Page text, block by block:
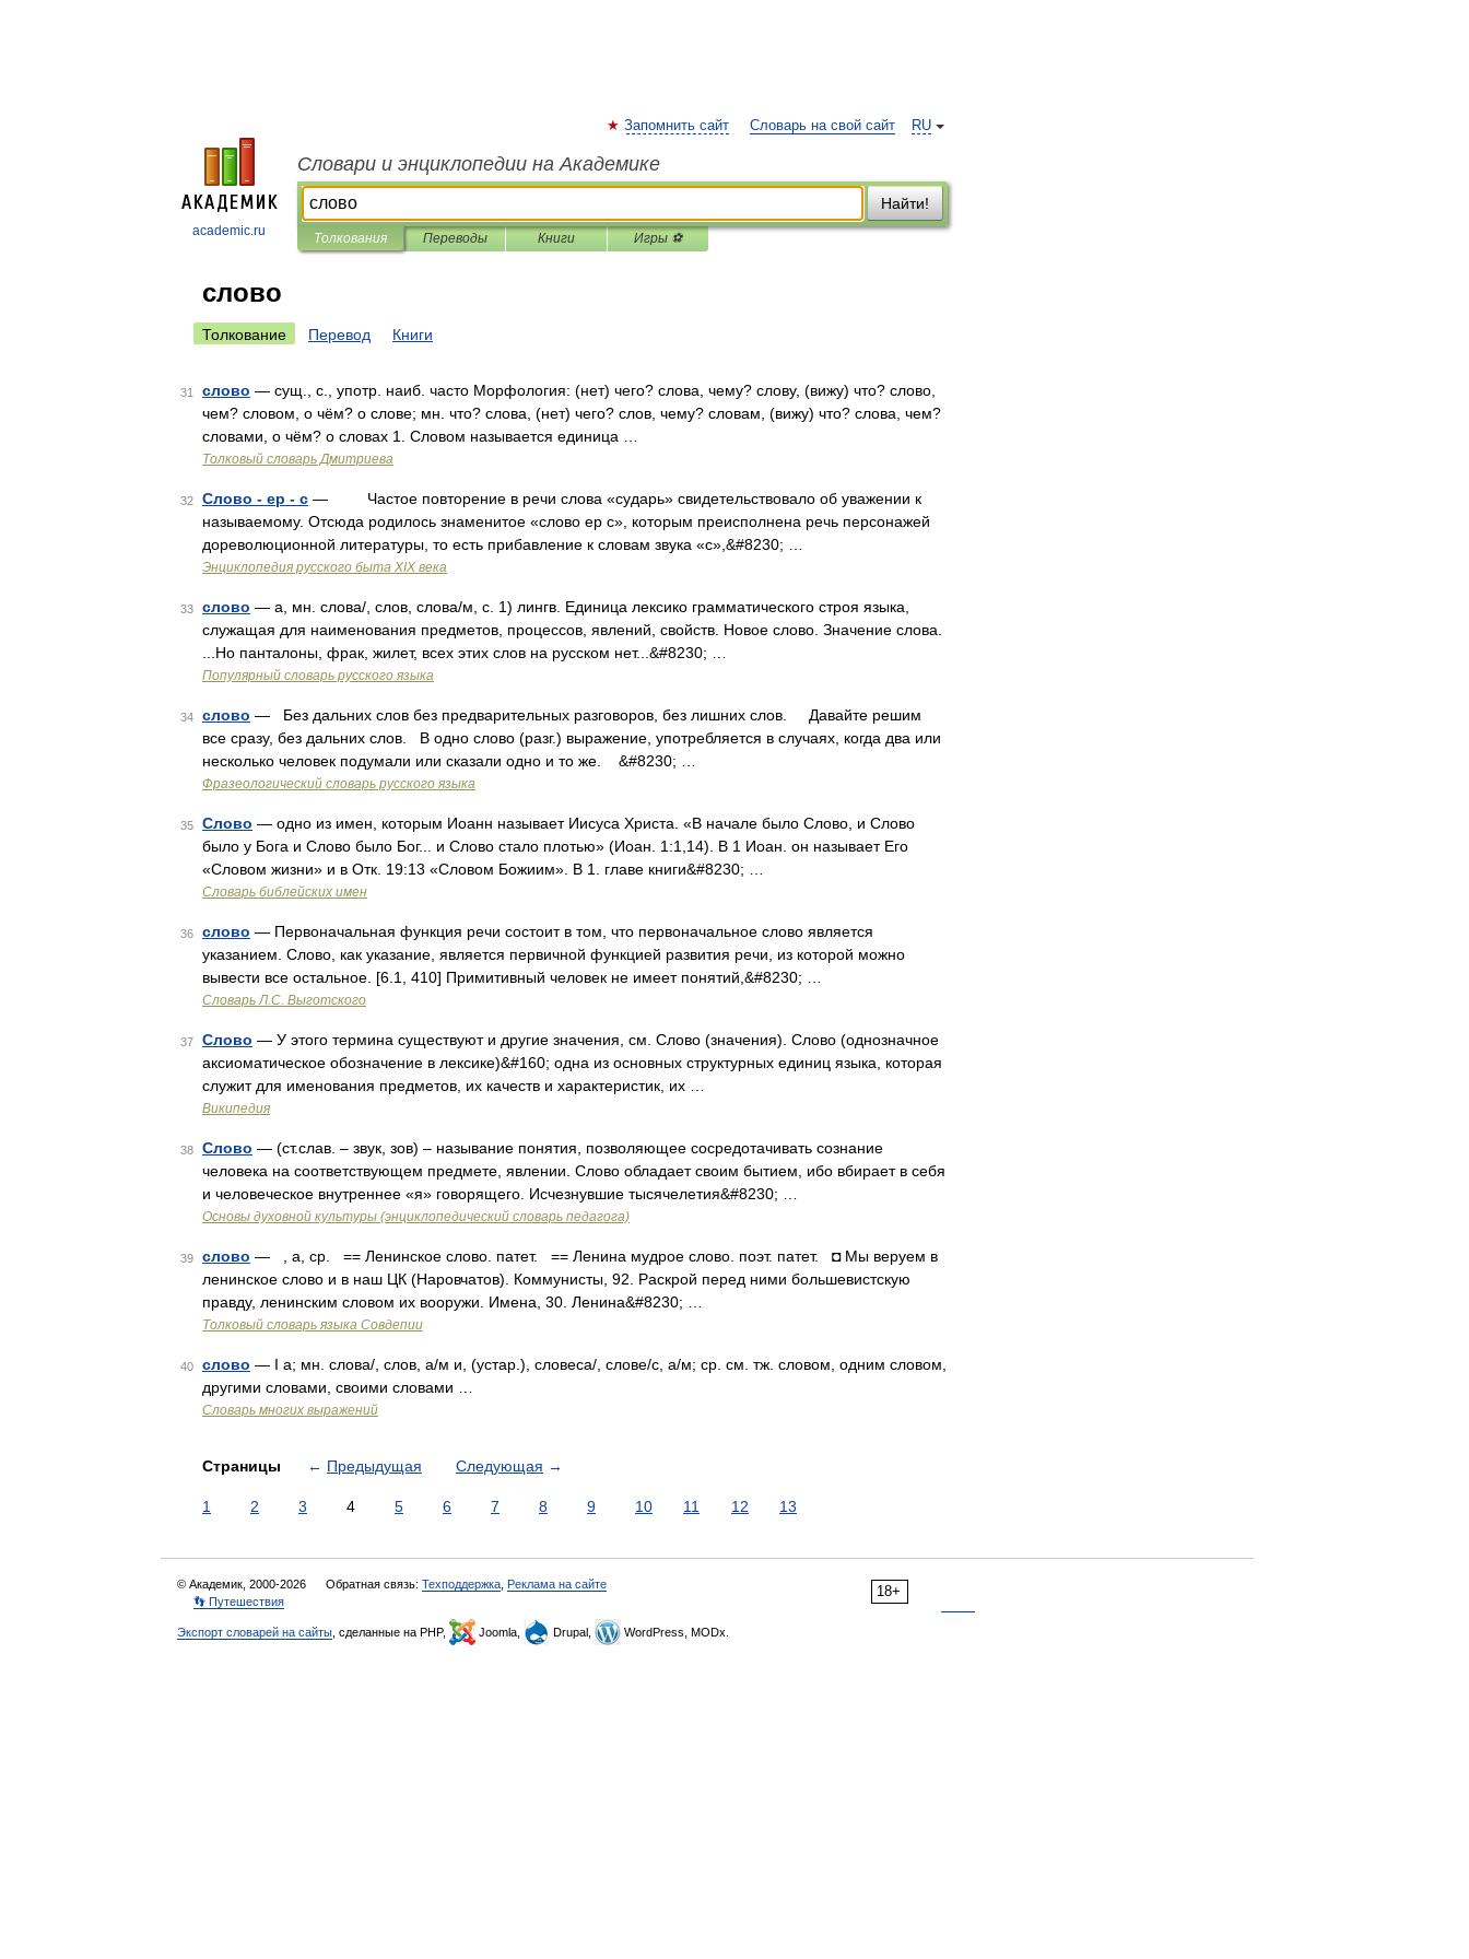
academic.ru
RU
Запомнить сайт Словарь на свой сайт
Словари и энциклопедии на Академике
Найти!
Толкования Переводы Книги Игры ⚽
слово
Толкование Перевод Книги
31 слово — сущ., с., употр. наиб. часто Морфология: (нет) чего? слова, чему? слову, (вижу) что? слово,
чем? словом, о чём? о слове; мн. что? слова, (нет) чего? слов, чему? словам, (вижу) что? слова, чем?
словами, о чём? о словах 1. Словом называется единица …
Толковый словарь Дмитриева
32 Слово - ер - с — Частое повторение в речи слова «сударь» свидетельствовало об уважении к
называемому. Отсюда родилось знаменитое «слово ер с», которым преисполнена речь персонажей
дореволюционной литературы, то есть прибавление к словам звука «с»,&#8230; …
Энциклопедия русского быта XIX века
33 слово — а, мн. слова/, слов, слова/м, с. 1) лингв. Единица лексико грамматического строя языка,
служащая для наименования предметов, процессов, явлений, свойств. Новое слово. Значение слова.
...Но панталоны, фрак, жилет, всех этих слов на русском нет...&#8230; …
Популярный словарь русского языка
34 слово — Без дальних слов без предварительных разговоров, без лишних слов. Давайте решим
все сразу, без дальних слов. В одно слово (разг.) выражение, употребляется в случаях, когда два или
несколько человек подумали или сказали одно и то же. &#8230; …
Фразеологический словарь русского языка
35 Слово — одно из имен, которым Иоанн называет Иисуса Христа. «В начале было Слово, и Слово
было у Бога и Слово было Бог... и Слово стало плотью» (Иоан. 1:1,14). В 1 Иоан. он называет Его
«Словом жизни» и в Отк. 19:13 «Словом Божиим». В 1. главе книги&#8230; …
Словарь библейских имен
36 слово — Первоначальная функция речи состоит в том, что первоначальное слово является
указанием. Слово, как указание, является первичной функцией развития речи, из которой можно
вывести все остальное. [6.1, 410] Примитивный человек не имеет понятий,&#8230; …
Словарь Л.С. Выготского
37 Слово — У этого термина существуют и другие значения, см. Слово (значения). Слово (однозначное
аксиоматическое обозначение в лексике)&#160; одна из основных структурных единиц языка, которая
служит для именования предметов, их качеств и характеристик, их …
Википедия
38 Слово — (ст.слав. – звук, зов) – называние понятия, позволяющее сосредотачивать сознание
человека на соответствующем предмете, явлении. Слово обладает своим бытием, ибо вбирает в себя
и человеческое внутреннее «я» говорящего. Исчезнувшие тысячелетия&#8230; …
Основы духовной культуры (энциклопедический словарь педагога)
39 слово — , а, ср. == Ленинское слово. патет. == Ленина мудрое слово. поэт. патет. ◘ Мы веруем в
ленинское слово и в наш ЦК (Наровчатов). Коммунисты, 92. Раскрой перед ними большевистскую
правду, ленинским словом их вооружи. Имена, 30. Ленина&#8230; …
Толковый словарь языка Совдепии
40 слово — I а; мн. слова/, слов, а/м и, (устар.), словеса/, слове/с, а/м; ср. см. тж. словом, одним словом,
другими словами, своими словами …
Словарь многих выражений
Страницы ← Предыдущая Следующая →
1 2 3 4 5 6 7 8 9 10 11 12 13
18+
© Академик, 2000-2026 Обратная связь: Техподдержка Реклама на сайте
👣 Путешествия
Экспорт словарей на сайты , сделанные на PHP, Joomla, Drupal, WordPress, MODx.